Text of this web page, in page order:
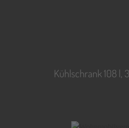
Kühlschrank 108 l,